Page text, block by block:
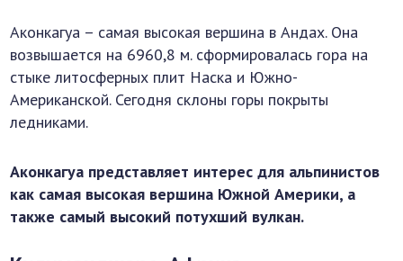
Аконкагуа – самая высокая вершина в Андах. Она
возвышается на 6960,8 м. сформировалась гора на
стыке литосферных плит Наска и Южно-
Американской. Сегодня склоны горы покрыты
ледниками.
Аконкагуа представляет интерес для альпинистов
как самая высокая вершина Южной Америки, а
также самый высокий потухший вулкан.